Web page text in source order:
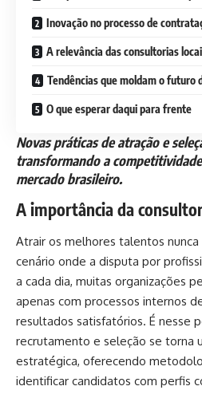
Inovação no processo de
A relevância das consultorias
Tendências que moldam o futuro
O que esperar daqui para frente
Novas práticas de atração e
transformando a
mercado brasileiro.
A importância da
Atrair os melhores talentos
cenário onde a disputa por
a cada dia, muitas organizações
apenas com processos internos
resultados satisfatórios. É nesse
recrutamento e seleção se torna
estratégica, oferecendo
identificar candidatos com perfis